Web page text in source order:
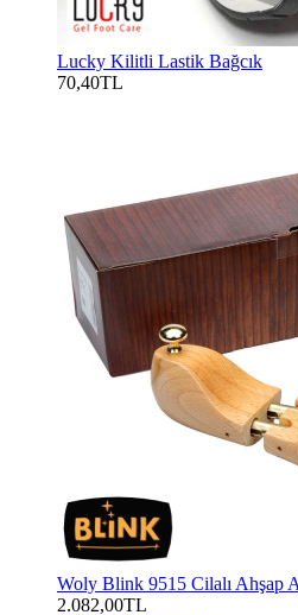
Lucky Kilitli Lastik Bağcık
70,40TL
Woly Blink 9515 Cilalı Ahşap
2.082,00TL